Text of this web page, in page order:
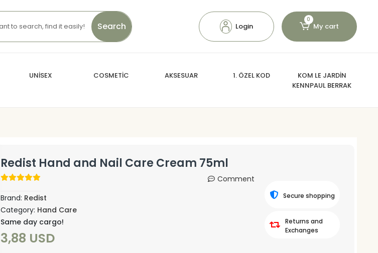
Search Login
0
My cart
UNİSEX COSMETİC AKSESUAR 1. ÖZEL KOD
KOM LE JARDİN
KENNPAUL BERRAK
Redist Hand and Nail Care Cream 75ml
Comment
Brand: Redist
Category: Hand Care
Same day cargo!
3,88 USD
Secure shopping
Returns and
Exchanges